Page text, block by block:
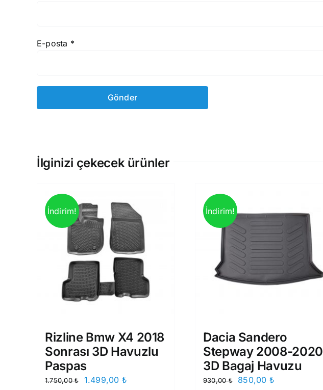
E-posta *
İlginizi çekecek ürünler
İndirim!
Rizline Bmw X4 2018
Sonrası 3D Havuzlu
Paspas
1.750,00₺
Orijinal
1.499,00 ₺
İndirim!
Dacia Sandero
Stepway 2008-2020
3D Bagaj Havuzu
930,00₺
Orijinal
850,00 ₺